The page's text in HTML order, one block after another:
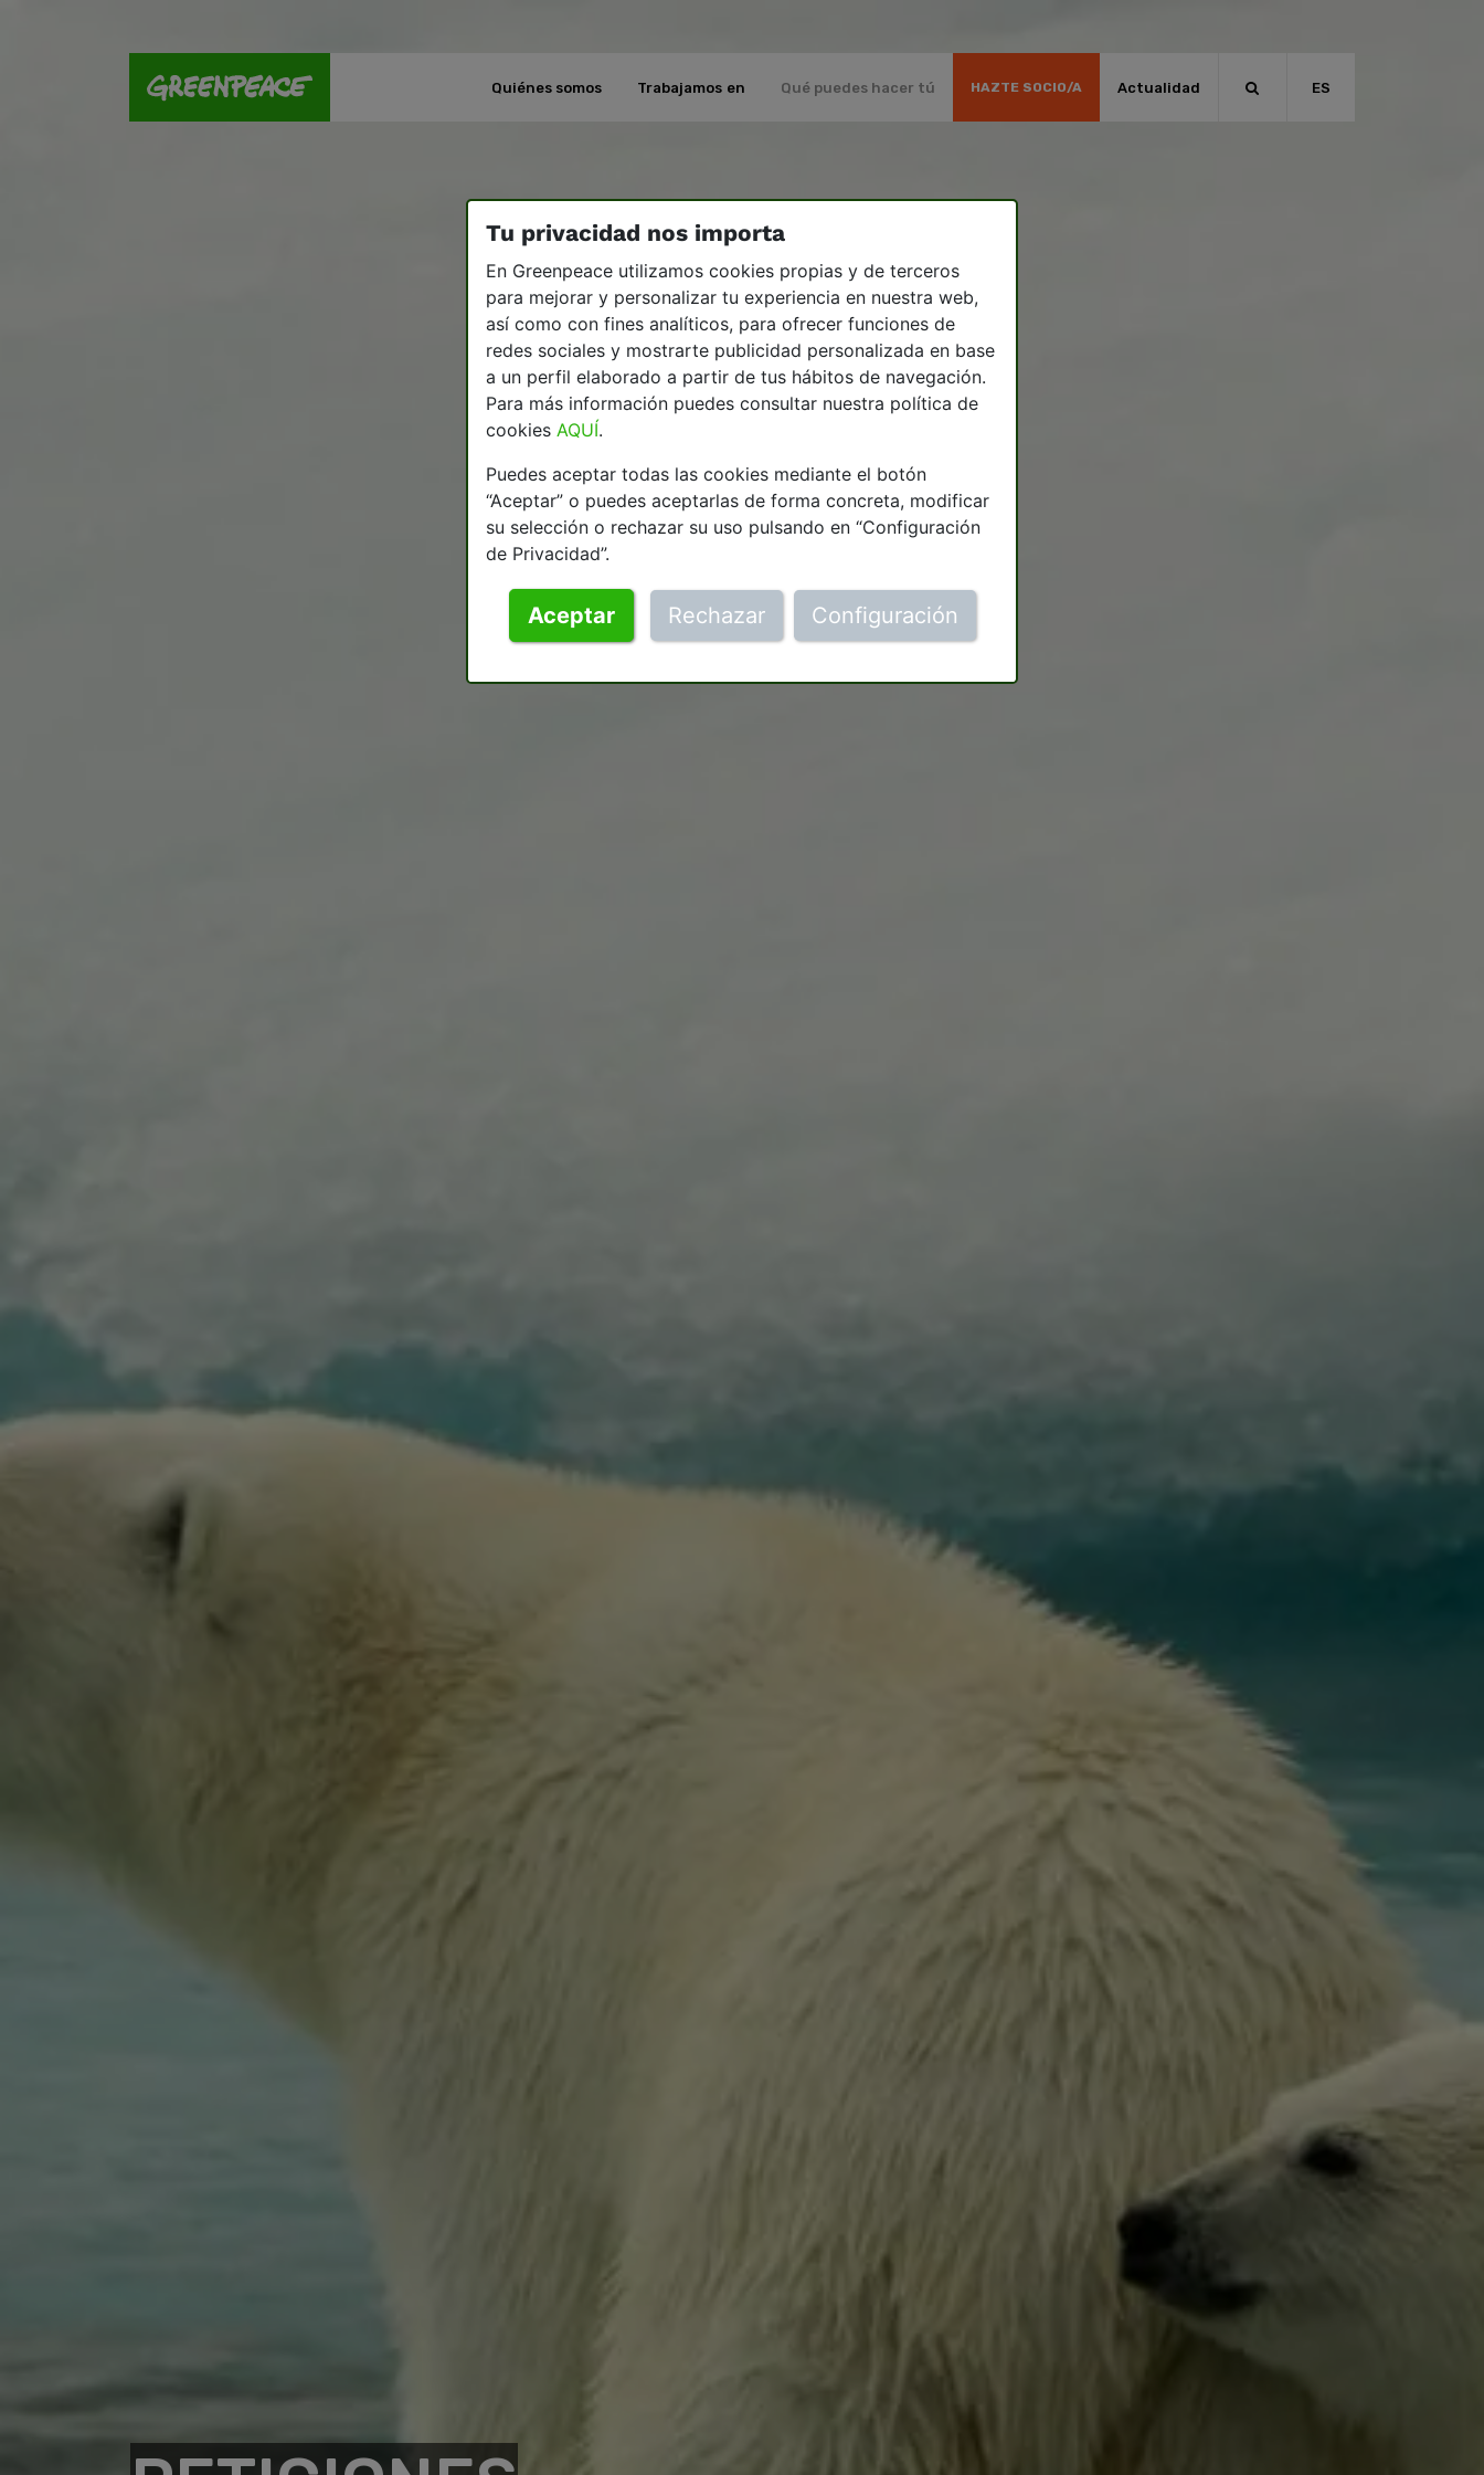
Quiénes somos Trabajamos en Qué puedes hacer tú HAZTE SOCIO/A Actualidad ES
Tu privacidad nos importa
En Greenpeace utilizamos cookies propias y de terceros
para mejorar y personalizar tu experiencia en nuestra web,
así como con fines analíticos, para ofrecer funciones de
redes sociales y mostrarte publicidad personalizada en base
a un perfil elaborado a partir de tus hábitos de navegación.
Para más información puedes consultar nuestra política de
cookies AQUÍ.
Puedes aceptar todas las cookies mediante el botón
“Aceptar” o puedes aceptarlas de forma concreta, modificar
su selección o rechazar su uso pulsando en “Configuración
de Privacidad”.
Aceptar Rechazar Configuración